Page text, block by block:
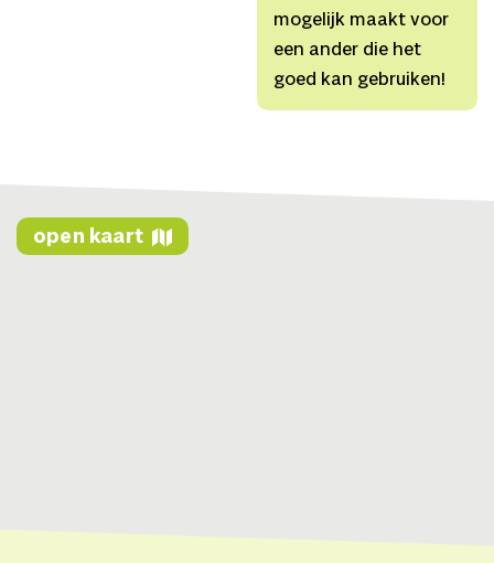
van Hoydonck,
GeluidsontwerpAya-
Lina Dupont,
Geluidstechniek
mogelijk maakt voor
een ander die het
goed kan gebruiken!
open kaart